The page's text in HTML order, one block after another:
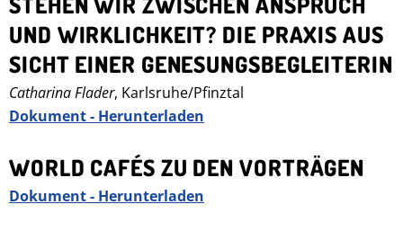
UND WIRKLICHKEIT? DIE PRAXIS AUS
SICHT EINER GENESUNGSBEGLEITERIN
Catharina Flader, Karlsruhe/Pfinztal
Dokument - Herunterladen
WORLD CAFÉS ZU DEN VORTRÄGEN
Dokument - Herunterladen